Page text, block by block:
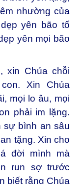
nhường của
yên bão tố
yên mọi bão
xin Chúa chỗi
Xin Chúa
mọi lo âu, mọi
phải im lặng.
sự bình an sâu
tặng. Xin cho
đời mình mà
run sợ trước
biết rằng Chúa